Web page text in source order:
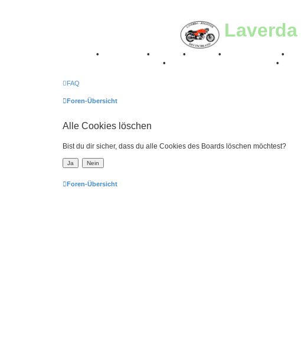
Laverda
• • • • •
• •
FAQ
Foren-Übersicht
Alle Cookies löschen
Bist du dir sicher, dass du alle Cookies des Boards löschen möchtest?
Foren-Übersicht